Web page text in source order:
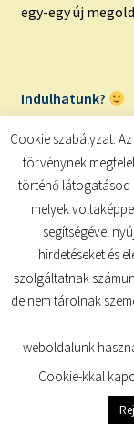
egy-egy új
Indulhatunk?
Ne feledd!Azok,
nyeremény
azt is elárulom,
A gyakorlathoz
folyamat leírása,
melyeket
érzed, nem
képkártyáról,
Cookie szabályzat:
törvénynek
történő látogatásod
melyek
segítségével
hirdetéseket és
szolgáltatnak
de nem tárolnak
weboldalunk
Cookie-kkal